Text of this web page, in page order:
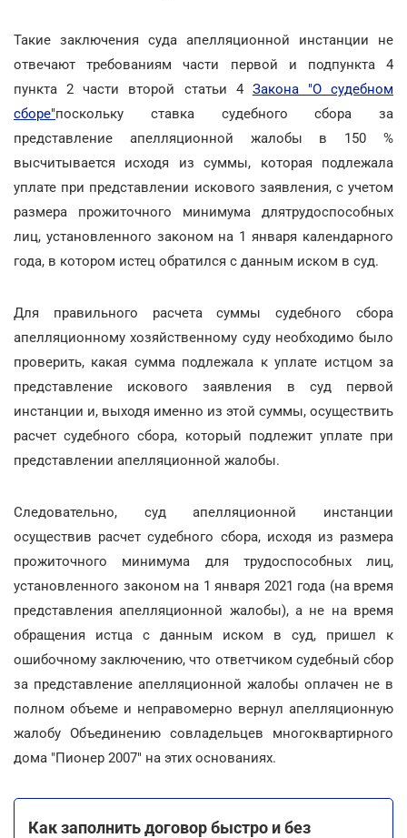
Такие заключения суда апелляционной инстанции не
отвечают требованиям части первой и подпункта 4
пункта 2 части второй статьи 4 Закона "О судебном
сборе"поскольку ставка судебного сбора за
представление апелляционной жалобы в 150 %
высчитывается исходя из суммы, которая подлежала
уплате при представлении искового заявления, с учетом
размера прожиточного минимума длятрудоспособных
лиц, установленного законом на 1 января календарного
года, в котором истец обратился с данным иском в суд.
Для правильного расчета суммы судебного сбора
апелляционному хозяйственному суду необходимо было
проверить, какая сумма подлежала к уплате истцом за
представление искового заявления в суд первой
инстанции и, выходя именно из этой суммы, осуществить
расчет судебного сбора, который подлежит уплате при
представлении апелляционной жалобы.
Следовательно, суд апелляционной инстанции
осуществив расчет судебного сбора, исходя из размера
прожиточного минимума для трудоспособных лиц,
установленного законом на 1 января 2021 года (на время
представления апелляционной жалобы), а не на время
обращения истца с данным иском в суд, пришел к
ошибочному заключению, что ответчиком судебный сбор
за представление апелляционной жалобы оплачен не в
полном объеме и неправомерно вернул апелляционную
жалобу Объединению совладельцев многоквартирного
дома "Пионер 2007" на этих основаниях.
Как заполнить договор быстро и без